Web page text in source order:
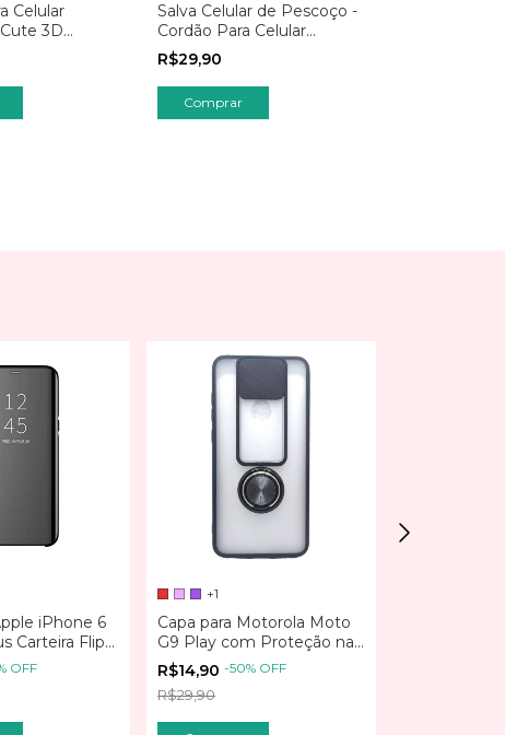
Celular
3D
Salva Celular de Pescoço -
Cordão Para Celular
Ajustável Universal
Premium
R$29,90
Comprar
iPhone 6
Carteira Flip
OFF
+1
Capa para Motorola Moto
G9 Play com Proteção na
Câmera e Borda Colorida
R$14,90-50% OFF
R$29,90